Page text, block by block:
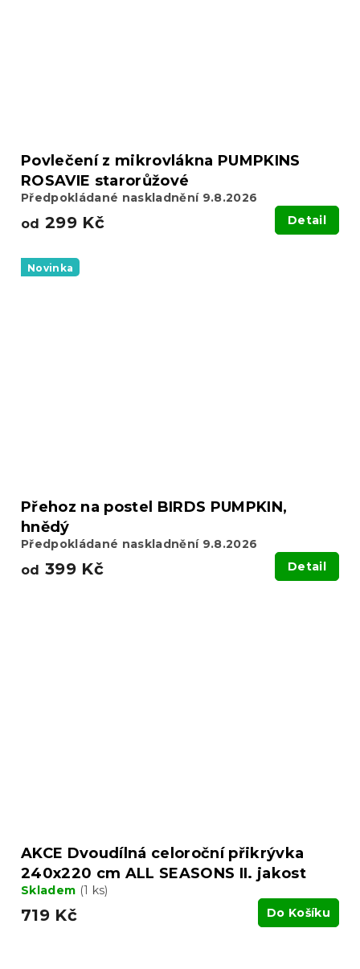
Povlečení z mikrovlákna PUMPKINS
ROSAVIE starorůžové
Předpokládané naskladnění 9.8.2026
od 299 Kč Detail
Novinka
Přehoz na postel BIRDS PUMPKIN,
hnědý
Předpokládané naskladnění 9.8.2026
od 399 Kč Detail
AKCE Dvoudílná celoroční přikrývka
240x220 cm ALL SEASONS II. jakost
Skladem (1 ks)
719 Kč Do Košíku